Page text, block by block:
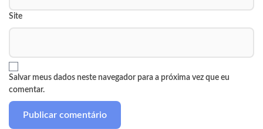
Site
Salvar meus dados neste navegador para a próxima vez que eu
comentar.